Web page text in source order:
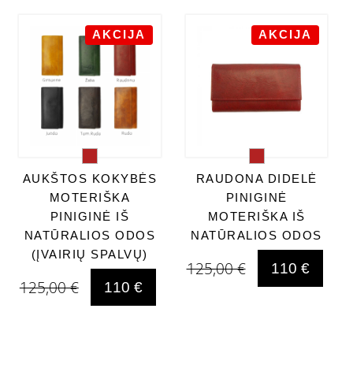
AKCIJA
AUKŠTOS KOKYBĖS
MOTERIŠKA
PINIGINĖ IŠ
NATŪRALIOS ODOS
(ĮVAIRIŲ SPALVŲ)
125,00 € 110 €
AKCIJA
RAUDONA DIDELĖ
PINIGINĖ
MOTERIŠKA IŠ
NATŪRALIOS ODOS
125,00 € 110 €